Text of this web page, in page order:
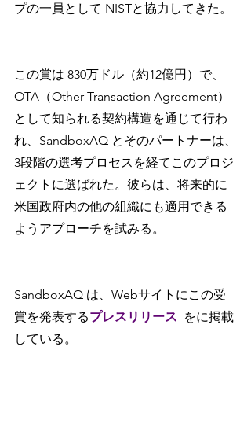
プの一員として NISTと協力してきた。
この賞は 830万ドル（約12億円）で、
OTA（Other Transaction Agreement）
として知られる契約構造を通じて行わ
れ、SandboxAQ とそのパートナーは、
3段階の選考プロセスを経てこのプロジ
ェクトに選ばれた。彼らは、将来的に
米国政府内の他の組織にも適用できる
ようアプローチを試みる。
SandboxAQ は、Webサイトにこの受
賞を発表するプレスリリース をに掲載
している。